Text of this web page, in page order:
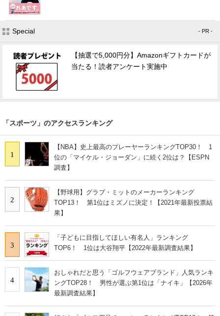
Special - PR -
【抽選で5,000円分】Amazonギフトカードが
当たる！読者アンケート実施中
「スポーツ」のアクセスランキング
1
【NBA】史上最高のプレーヤーランキングTOP30！ 1
位の「マイケル・ジョーダン」に続く2位は？【ESPN
調査】
2
【野球用】グラブ・ミットのメーカーランキング
TOP13！ 第1位はミズノに決定！【2021年最新投票結
果】
3
「子どもに目指してほしい有名人」ランキング
TOP6！ 1位は大谷翔平【2022年最新調査結果】
4
おしゃれだと思う「ゴルフウェアブランド」人気ランキ
ングTOP28！ 男性が選ぶ第1位は「ナイキ」【2026年
最新調査結果】